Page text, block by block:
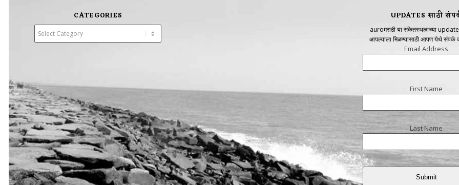
CATEGORIES UPDATES साठी
auroमराठी या संकेतस्थळाच्या
आपल्याला मिळण्यासाठी आपण येथे
Email Address
First Name
Last Name
Submit